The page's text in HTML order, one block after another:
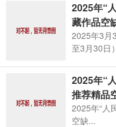
2025年“
藏作品空
2025年3月
至3月30日
2025年“
推荐精品
2025年“人
空缺...